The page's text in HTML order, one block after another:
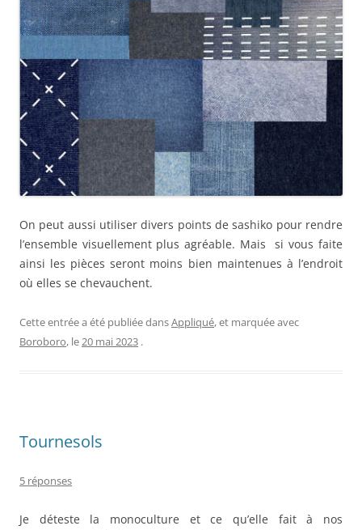
On peut aussi utiliser divers points de sashiko pour rendre
l’ensemble visuellement plus agréable. Mais si vous faite
ainsi les pièces seront moins bien maintenues à l’endroit
où elles se chevauchent.
Cette entrée a été publiée dansAppliqué, et marquée avec
Boroboro, le20 mai 2023 .
Tournesols
5 réponses
Je déteste la monoculture et ce qu’elle fait à nos